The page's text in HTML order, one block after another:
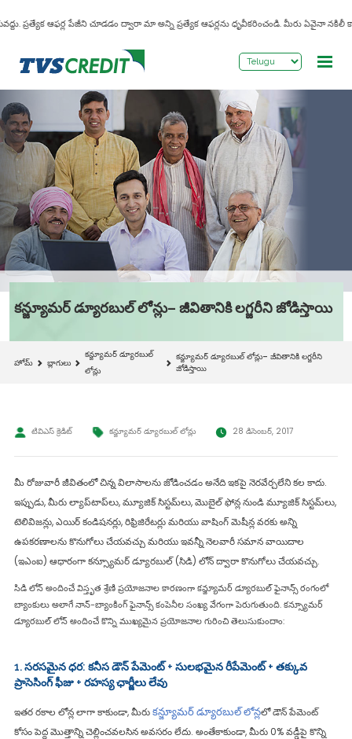
ప్రత్యేక ఆఫర్ల పేజీని చూడడం ద్వారా మా అన్ని ప్రత్యేక ఆఫర్లను ధృవీకరించండి. మీరు ఏవైనా
కన్జ్యూమర్ డ్యూరబుల్ లోన్లు– జీవితానికి లగ్జరీని జోడిస్తాయి
హోమ్ బ్లాగులు
కన్జ్యూమర్ డ్యూరబుల్
లోన్లు
కన్జ్యూమర్ డ్యూరబుల్ లోన్లు– జీవితానికి లగ్జరీని
జోడిస్తాయి
టివిఎస్ క్రెడిట్ కన్జ్యూమర్ డ్యూరబుల్ లోన్లు 28 డిసెంబర్, 2017
మీ రోజువారీ జీవితంలో చిన్న విలాసాలను జోడించడం అనేది ఇకపై నెరవేర్చలేని కల కాదు.
ఇప్పుడు, మీరు ల్యాప్‌టాప్‌లు, మ్యూజిక్ సిస్టమ్‌లు, మొబైల్ ఫోన్ల నుండి మ్యూజిక్ సిస్టమ్‌లు,
టెలివిజన్లు, ఎయిర్ కండిషనర్లు, రిఫ్రిజిరేటర్లు మరియు వాషింగ్ మెషీన్ల వరకు అన్ని
ఉపకరణాలను కొనుగోలు చేయవచ్చు మరియు ఇవన్నీ నెలవారీ సమాన వాయిదాల
(ఇఎంఐ) ఆధారంగా కన్స్యూమర్ డ్యూరబుల్ (సిడి) లోన్‌ ద్వారా కొనుగోలు చేయవచ్చు.
సిడి లోన్ అందించే విస్తృత శ్రేణి ప్రయోజనాల కారణంగా కన్జ్యూమర్ డ్యూరబుల్ ఫైనాన్స్ రంగంలో
బ్యాంకులు అలాగే నాన్-బ్యాంకింగ్ ఫైనాన్స్ కంపెనీల సంఖ్య వేగంగా పెరుగుతుంది. కన్స్యూమర్
డ్యూరబుల్ లోన్ అందించే కొన్ని ముఖ్యమైన ప్రయోజనాల గురించి తెలుసుకుందాం:
1. సరసమైన ధర: కనీస డౌన్ పేమెంట్ + సులభమైన రీపేమెంట్ + తక్కువ
ప్రాసెసింగ్ ఫీజు + రహస్య ఛార్జీలు లేవు
ఇతర రకాల లోన్ల లాగా కాకుండా, మీరుకన్జ్యూమర్ డ్యూరబుల్ లోన్లలో డౌన్ పేమెంట్
కోసం పెద్ద మొత్తాన్ని చెల్లించవలసిన అవసరం లేదు. అంతేకాకుండా, మీరు 0% వడ్డీపై కొన్ని